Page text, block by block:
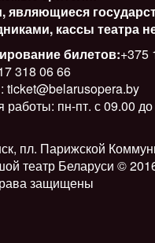
являющиеся
кассы театра
билетов:+375
318 06 66
ticket@belarusopera.by
работы: пн-пт. с 09.00
пл. Парижской
театр Беларуси ©
защищены